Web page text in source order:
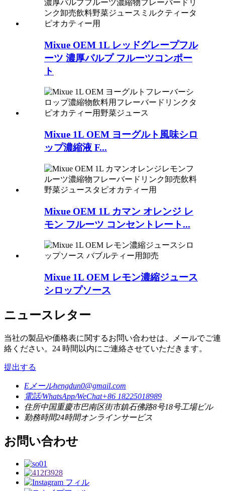
Mixue OEM 1L レッドグレープフル
ーツ 濃厚パルプ フルーツコンポー
ト
Mixue 1L OEM ヨーグルト風味シロ
ップ濃縮液 F...
Mixue OEM 1L カマン オレンジ レ
モン フルーツ コンセントレート...
Mixue 1L OEM レモン濃縮ジュース
シロップソース
ニュースレター
当社の製品や価格表に関するお問い合わせは、メールでご連
絡ください。24 時間以内にご連絡させていただきます。
提出する
Eメールhengdun0@gmail.com
電話/WhatsApp/WeChat+86 18225018989
住所中国重慶市巴南区街市鎮石佛路8号18号工場ビル
勤務時間24時間オンラインサービス
お問い合わせ